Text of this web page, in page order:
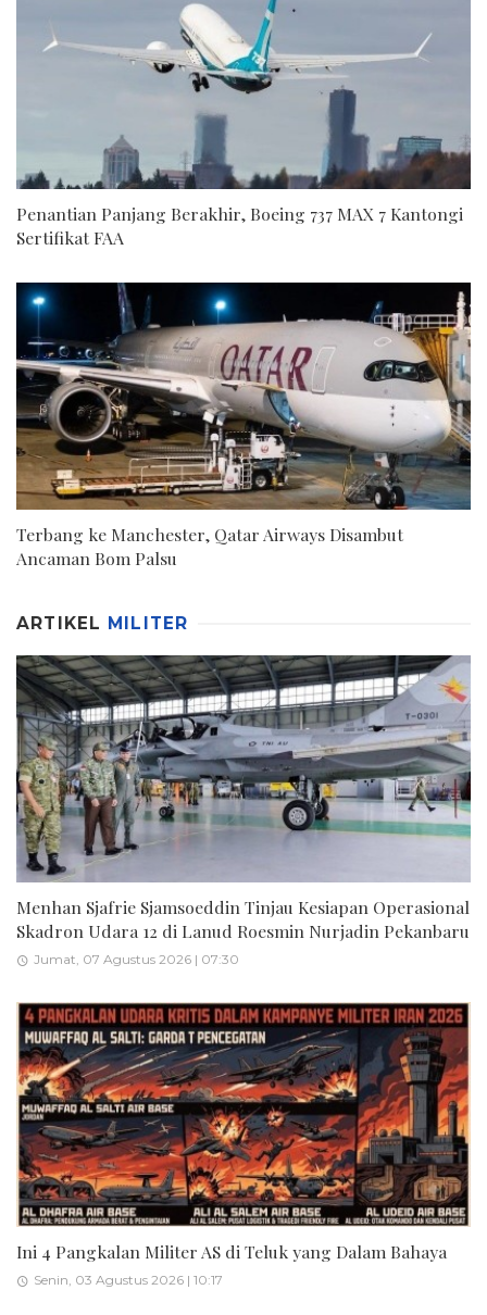
Penantian Panjang Berakhir, Boeing 737 MAX 7 Kantongi
Sertifikat FAA
Terbang ke Manchester, Qatar Airways Disambut
Ancaman Bom Palsu
ARTIKEL MILITER
Menhan Sjafrie Sjamsoeddin Tinjau Kesiapan Operasional
Skadron Udara 12 di Lanud Roesmin Nurjadin Pekanbaru
Jumat, 07 Agustus 2026 | 07:30
Ini 4 Pangkalan Militer AS di Teluk yang Dalam Bahaya
Senin, 03 Agustus 2026 | 10:17